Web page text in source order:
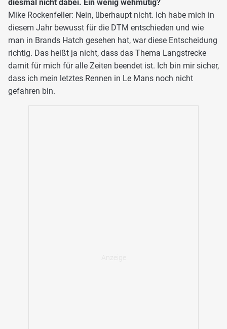
diesmal nicht dabei. Ein wenig wehmütig?
Mike Rockenfeller: Nein, überhaupt nicht. Ich habe mich in
diesem Jahr bewusst für die DTM entschieden und wie
man in Brands Hatch gesehen hat, war diese Entscheidung
richtig. Das heißt ja nicht, dass das Thema Langstrecke
damit für mich für alle Zeiten beendet ist. Ich bin mir sicher,
dass ich mein letztes Rennen in Le Mans noch nicht
gefahren bin.